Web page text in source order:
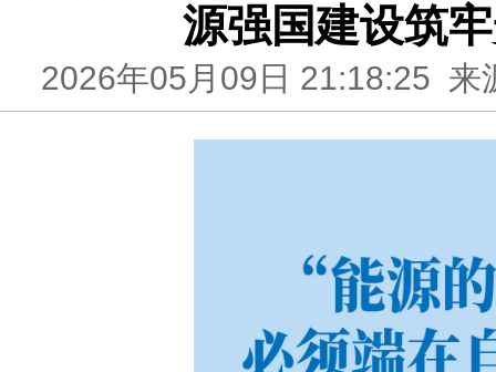
源强国建设筑
2026年05月09日 21:18:25